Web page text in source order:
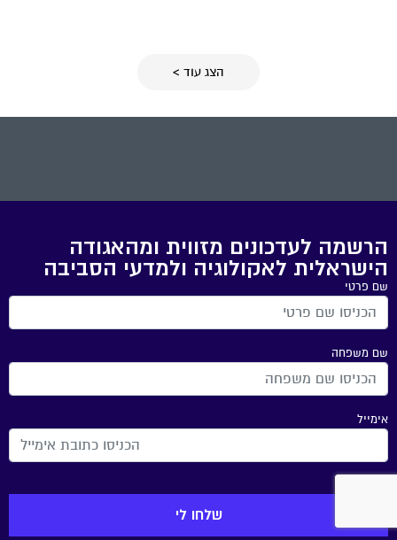
הצג עוד >
הרשמה לעדכונים מזווית ומהאגודה
הישראלית לאקולוגיה ולמדעי הסביבה
שם פרטי
שם משפחה
אימייל